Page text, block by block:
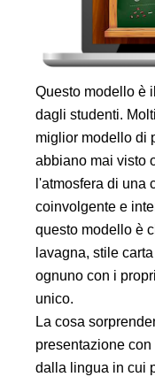
Questo modello è
dagli studenti.
miglior modello di
abbiano mai visto
l'atmosfera di una
coinvolgente e
questo modello è
lavagna, stile
ognuno con i
unico.
La cosa
presentazione
dalla lingua in cui